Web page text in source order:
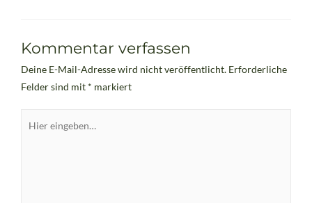
Kommentar verfassen
Deine E-Mail-Adresse wird nicht veröffentlicht. Erforderliche
Felder sind mit * markiert